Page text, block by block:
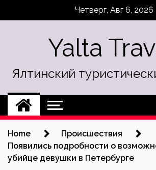
Четверг, Авг 6, 2026
Yalta
Ялтинский
Home
Происшествия
Появились подробности о
убийце девушки в Петербурге